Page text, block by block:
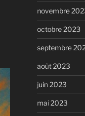
novembre
octobre 2023
septembre
août 2023
juin 2023
mai 2023